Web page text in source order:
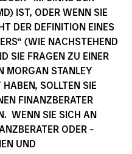
IST, ODER WENN SIE
DER DEFINITION EINES
(WIE NACHSTEHEND
SIE FRAGEN ZU EINER
MORGAN STANLEY
SOLLTEN SIE
FINANZBERATER
WENN SIE SICH AN
ODER -
UND
ist kein
Wertentwicklung.